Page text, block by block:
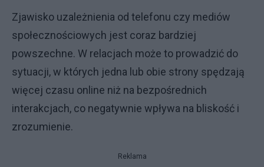
Zjawisko uzależnienia od telefonu czy mediów
społecznościowych jest coraz bardziej
powszechne. W relacjach może to prowadzić do
sytuacji, w których jedna lub obie strony spędzają
więcej czasu online niż na bezpośrednich
interakcjach, co negatywnie wpływa na bliskość i
zrozumienie.
Reklama